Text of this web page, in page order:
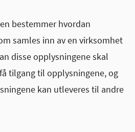
bestemmer hvordan
samles inn av en virksomhet
disse opplysningene skal
tilgang til opplysningene, og
kan utleveres til andre